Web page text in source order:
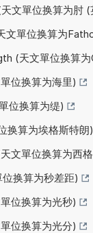
文單位换算为肘 (
文單位换算为
(天文單位换算
位换算为海里)
位换算为缇)
换算为埃格斯特朗)
文單位换算为西
换算为秒差距)
位换算为光秒)
位换算为光分)